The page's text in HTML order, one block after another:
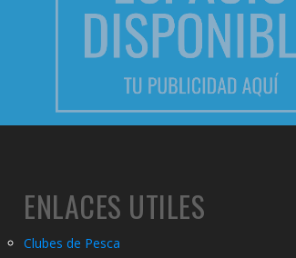
ENLACES UTILES
Clubes de Pesca